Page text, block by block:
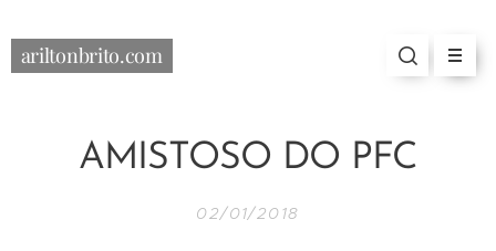
ariltonbrito.com
AMISTOSO DO PFC
02/01/2018